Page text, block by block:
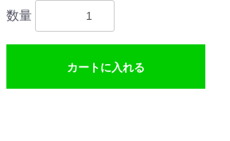
数量
カートに入れる